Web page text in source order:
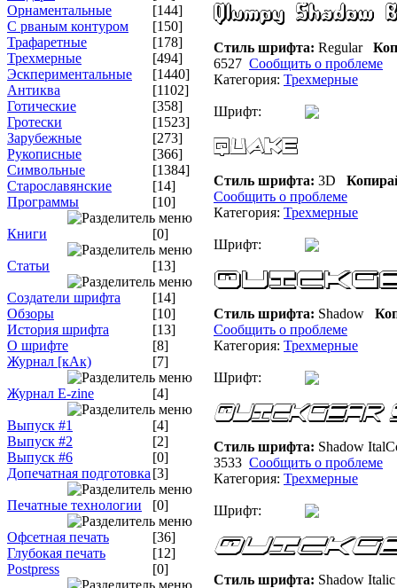
Орнаментальные
[144]
С рваным контуром
[150]
Трафаретные
[178]
Трехмерные
[494]
Эскпериментальные
[1440]
Антиква
[1102]
Готические
[358]
Гротески
[1523]
Зарубежные
[273]
Рукописные
[366]
Символьные
[1384]
Старославянские
[14]
Программы
[10]
Книги [0]
Статьи [13]
Создатели шрифта
[14]
Обзоры
[10]
История шрифта
[13]
О шрифте
[8]
Журнал [кАк)
[7]
Журнал E-zine [4]
Выпуск #1
[4]
Выпуск #2
[2]
Выпуск #6
[0]
Допечатная подготовка [3]
Печатные технологии [0]
Офсетная печать
[36]
Глубокая печать
[12]
Postpress
[0]
Стиль шрифта: Regular
6527 Сообщить о проблеме
Категория: Трехмерные
Шрифт:
Стиль шрифта: 3D
Сообщить о проблеме
Категория: Трехмерные
Шрифт:
Стиль шрифта: Shadow
Сообщить о проблеме
Категория: Трехмерные
Шрифт:
Стиль шрифта: Shadow
3533 Сообщить о проблеме
Категория: Трехмерные
Шрифт:
Стиль шрифта: Shadow